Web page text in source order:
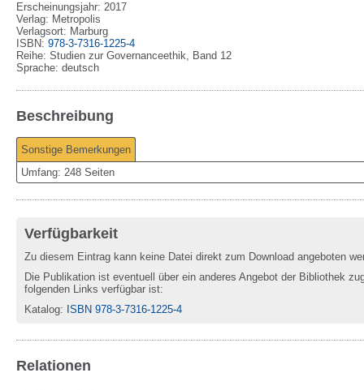
Erscheinungsjahr: 2017
Verlag: Metropolis
Verlagsort: Marburg
ISBN: 978-3-7316-1225-4
Reihe: Studien zur Governanceethik, Band 12
Sprache: deutsch
Beschreibung
Sonstige Bemerkungen
Umfang: 248 Seiten
Verfügbarkeit
Zu diesem Eintrag kann keine Datei direkt zum Download angeboten
Die Publikation ist eventuell über ein anderes Angebot der Bibliothek
folgenden Links verfügbar ist:
Katalog: ISBN 978-3-7316-1225-4
Relationen